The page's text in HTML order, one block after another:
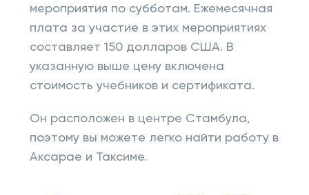
мероприятия по субботам. Ежемесячная
плата за участие в этих мероприятиях
составляет 150 долларов США. В
указанную выше цену включена
стоимость учебников и сертификата.
Он расположен в центре Стамбула,
поэтому вы можете легко найти работу в
Аксарае и Таксиме.